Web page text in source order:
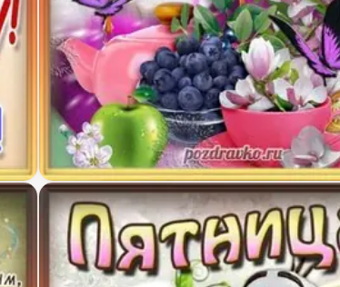
Открытка с пятницей друзья и